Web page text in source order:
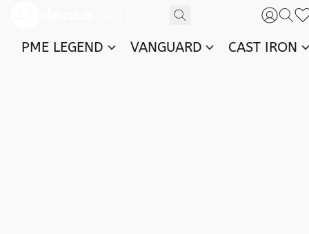
PME LEGEND VANGUARD CAST IRON